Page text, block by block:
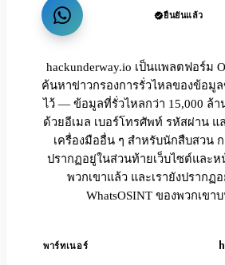
ยืนยันแล้ว
hackunderway.io เป็นแพลตฟอร์ม
ค้นหาข่าวกรองการรั่วไหลของข้อมูล
ไว้ — ข้อมูลที่รั่วไหลกว่า 15,000 ล้า
ด้วยอีเมล เบอร์โทรศัพท์ รหัสผ่าน
เครื่องมืออื่น ๆ สำหรับนักสืบสวน
ปรากฏอยู่ในส่วนท้ายเว็บไซต์และห
พวกเขาแล้ว และเรายังปรากฏ
WhatsOSINT ของพวกเขา
พาร์ทเนอร์